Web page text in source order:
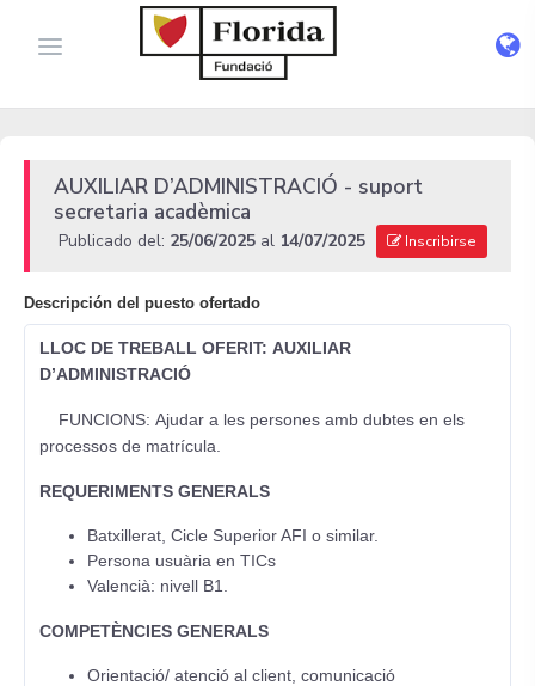
AUXILIAR D’ADMINISTRACIÓ - suport
secretaria acadèmica
Publicado del: 25/06/2025 al 14/07/2025 Inscribirse
Descripción del puesto ofertado
LLOC DE TREBALL OFERIT: AUXILIAR
D’ADMINISTRACIÓ
FUNCIONS: Ajudar a les persones amb dubtes en els
processos de matrícula.
REQUERIMENTS GENERALS
Batxillerat, Cicle Superior AFI o similar.
Persona usuària en TICs
Valencià: nivell B1.
COMPETÈNCIES GENERALS
Orientació/ atenció al client, comunicació